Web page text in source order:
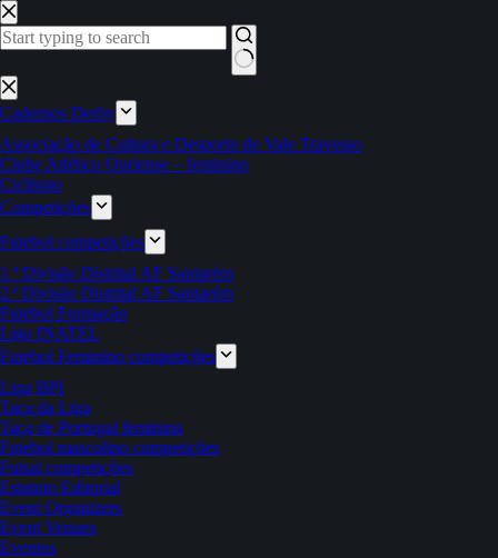
Pular
para
o
Sem
resultados
Cadernos Derby
Associação de Cultura e Desporto de Vale Travesso
Clube Atlético Ouriense – feminino
Ciclismo
Competições
Futebol competições
1.ª Divisão Distrital AF Santarém
2.ª Divisão Distrital AF Santarém
Futebol Formação
Liga INATEL
Futebol Feminino competições
Liga BPI
Taça da Liga
Taça de Portugal feminina
Futebol masculino competições
Futsal competições
Estatuto Editorial
Event Organizers
Event Venues
Eventos